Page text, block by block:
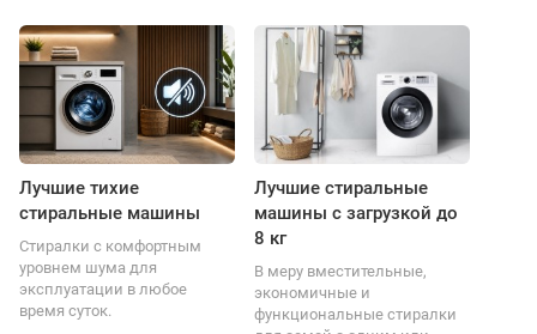
Лучшие тихие
стиральные машины
Стиралки с комфортным
уровнем шума для
эксплуатации в любое
время суток.
Лучшие стиральные
машины с загрузкой до
8 кг
В меру вместительные,
экономичные и
функциональные стиралки